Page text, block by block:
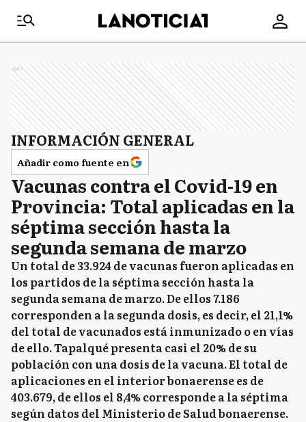
Ads
INFORMACIÓN GENERAL
Añadir como fuente en
Vacunas contra el Covid-19 en
Provincia: Total aplicadas en la
séptima sección hasta la
segunda semana de marzo
Un total de 33.924 de vacunas fueron aplicadas en
los partidos de la séptima sección hasta la
segunda semana de marzo. De ellos 7.186
corresponden a la segunda dosis, es decir, el 21,1%
del total de vacunados está inmunizado o en vías
de ello. Tapalqué presenta casi el 20% de su
población con una dosis de la vacuna. El total de
aplicaciones en el interior bonaerense es de
403.679, de ellos el 8,4% corresponde a la séptima
según datos del Ministerio de Salud bonaerense.